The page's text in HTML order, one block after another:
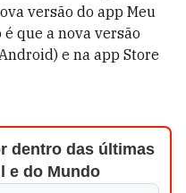
versão do app Meu
que a nova versão
e na app Store
dentro das últimas
e do Mundo